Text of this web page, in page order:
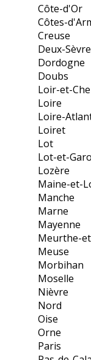
Côte-d'Or
Côtes-
Creuse
Deux-
Dordogne
Doubs
Loir-et-
Loire
Loire-
Loiret
Lot
Lot-et-
Lozère
Maine-et-
Manche
Marne
Mayenne
Meurthe-
Meuse
Morbihan
Moselle
Nièvre
Nord
Oise
Orne
Paris